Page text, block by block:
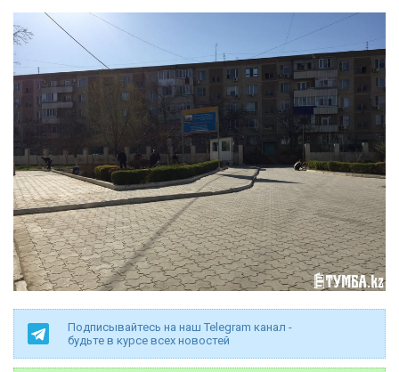
Подписывайтесь на наш Telegram канал -
будьте в курсе всех новостей